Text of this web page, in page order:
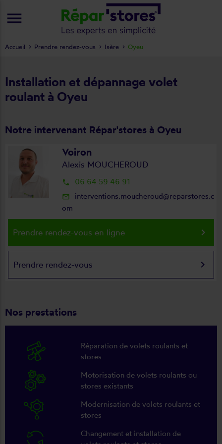
Installation et dépannage volet
roulant à Oyeu
Notre intervenant Répar'stores à Oyeu
Voiron
Alexis MOUCHEROUD
local_phone 06 64 59 46 91
mail_outline
interventions.moucheroud@reparstores.c
om
Prendre rendez-vous en ligne keyboard_arrow_right
Prendre rendez-vous keyboard_arrow_right
Nos prestations
Réparation de volets roulants et
stores
Motorisation de volets roulants ou
stores existants
Modernisation de volets roulants et
stores
Changement et installation de
Accueil Prendre rendez-vous Isère Oyeu
menu